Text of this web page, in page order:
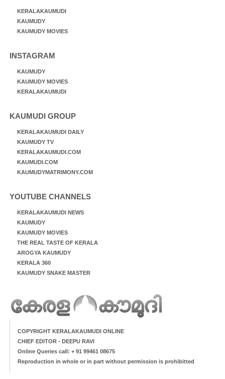
KERALAKAUMUDI
KAUMUDY
KAUMUDY MOVIES
INSTAGRAM
KAUMUDY
KAUMUDY MOVIES
KERALAKAUMUDI
KAUMUDI GROUP
KERALAKAUMUDI DAILY
KAUMUDY TV
KERALAKAUMUDI.COM
KAUMUDI.COM
KAUMUDYMATRIMONY.COM
YOUTUBE CHANNELS
KERALAKAUMUDI NEWS
KAUMUDY
KAUMUDY MOVIES
THE REAL TASTE OF KERALA
AROGYA KAUMUDY
KERALA 360
KAUMUDY SNAKE MASTER
COPYRIGHT KERALAKAUMUDI ONLINE
CHIEF EDITOR - DEEPU RAVI
Online Queries call: + 91 99461 08675
Reproduction in whole or in part without permission is prohibitted